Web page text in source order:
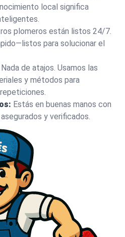
local significa
plomeros están listos 24/7.
para solucionar el
Nada de atajos. Usamos las
y métodos para
Estás en buenas manos con
y verificados.